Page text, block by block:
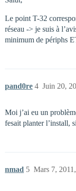
Le point T-32
réseau -> je suis à
minimum de périphs
pand0re Juin 20,
4
Moi j’ai eu un
fesait planter l’install,
nmad Mars 7,
5